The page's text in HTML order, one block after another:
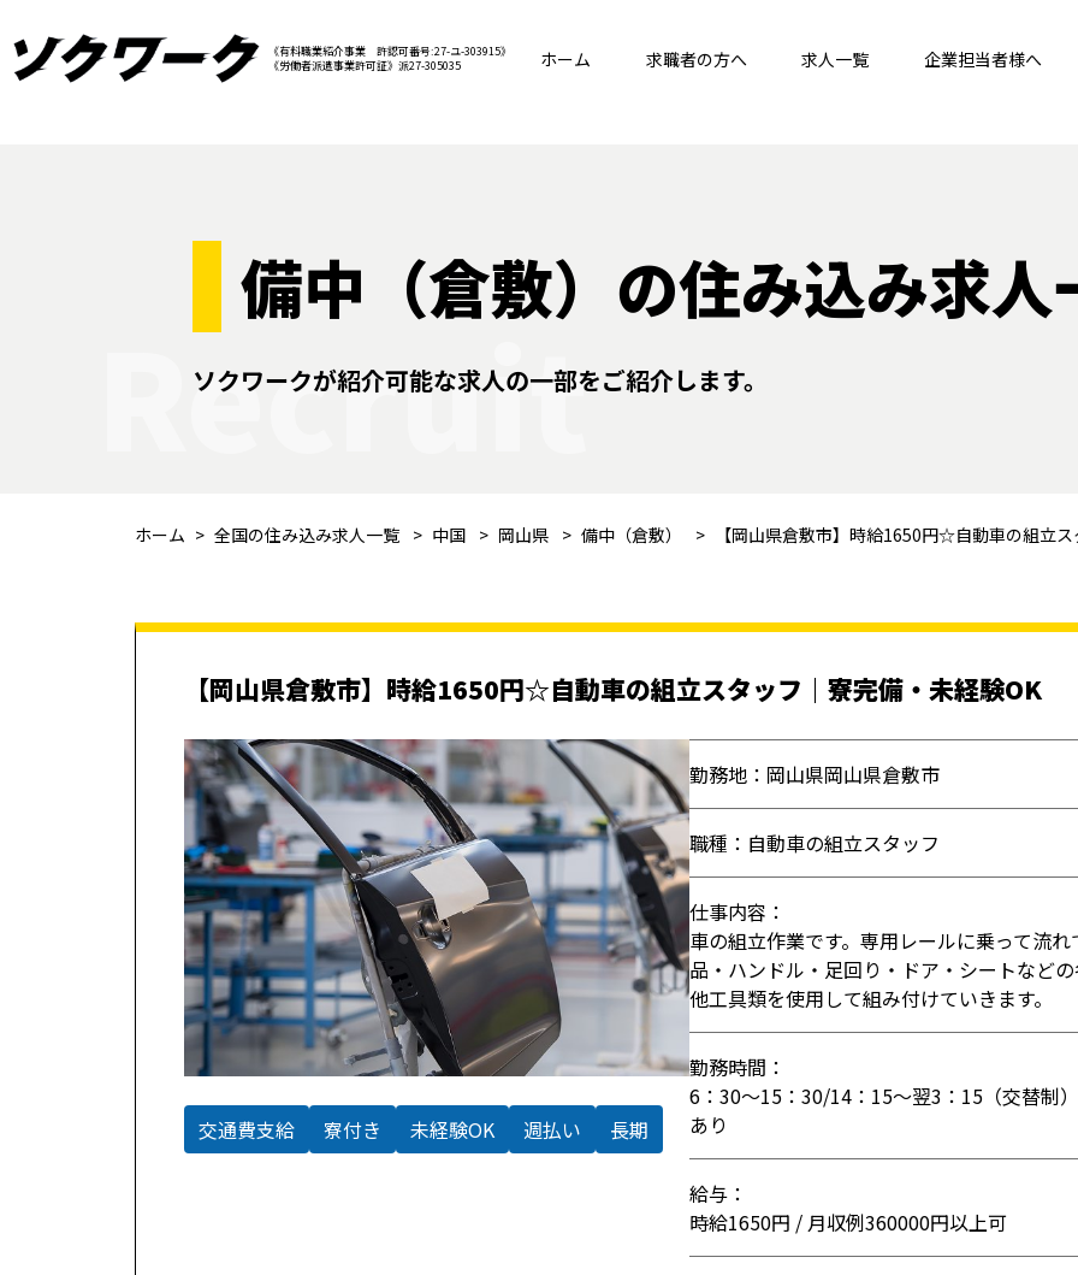
《有料職業紹介事業 許認可番号:27-ユ-303915》
《労働者派遣事業許可証》派27-305035
ホーム 求職者の方へ 求人一覧 企業担当者様へ
備中（倉敷）の住み込み求人
ソクワークが紹介可能な求人の一部をご紹介します。
Recruit
ホーム 全国の住み込み求人一覧 中国 岡山県 備中（倉敷） 【岡山県倉敷市】時給1650円☆自動車の組立
【岡山県倉敷市】時給1650円☆自動車の組立スタッフ｜寮完備・未経験OK
交通費支給 寮付き 未経験OK 週払い 長期
勤務地：岡山県岡山県倉敷市
職種：自動車の組立スタッフ
仕事内容：
車の組立作業です。専用レールに乗って流
品・ハンドル・足回り・ドア・シートなど
他工具類を使用して組み付けていきます。
勤務時間：
6：30～15：30/14：15～翌3：15（交替制
あり
給与：
時給1650円 / 月収例360000円以上可